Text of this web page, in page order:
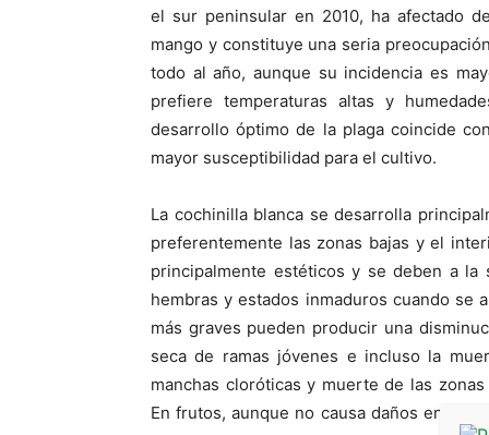
el sur peninsular en 2010, ha afectado
mango y constituye una seria
todo al año, aunque su incidencia es
prefiere temperaturas altas y
desarrollo óptimo de la plaga coincide
mayor susceptibilidad para el cultivo.
La cochinilla blanca se desarrolla
preferentemente las zonas bajas y el
principalmente estéticos y se deben a
hembras y estados inmaduros cuando se
más graves pueden producir una
seca de ramas jóvenes e incluso la
manchas cloróticas y muerte de las
En frutos, aunque no causa daños en la